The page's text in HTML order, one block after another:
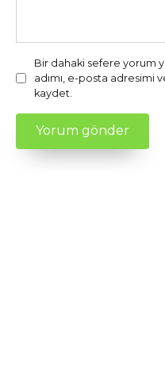
Bir dahaki sefere yorum
adımı, e-posta adresimi
kaydet.